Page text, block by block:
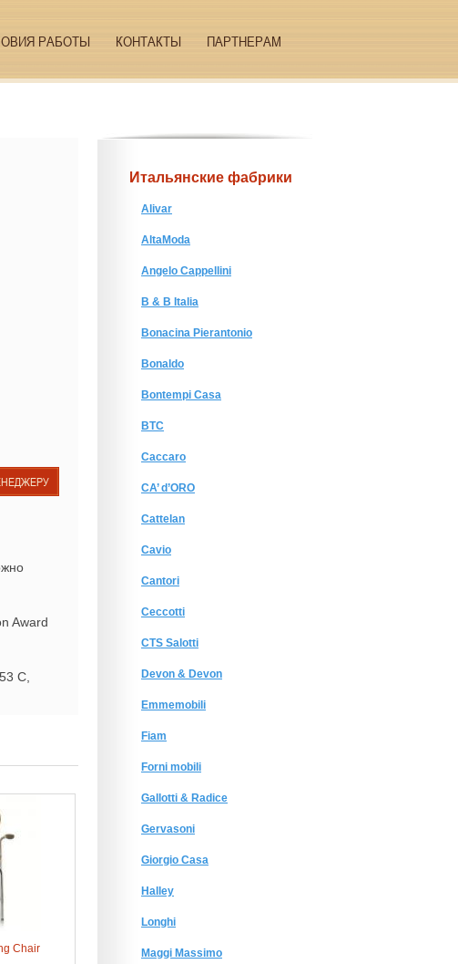
РАБОТЫ КОНТАКТЫ ПАРТНЕРАМ
Award
C,
Chair
Итальянские фабрики
Alivar
AltaModa
Angelo Cappellini
B & B Italia
Bonacina Pierantonio
Bonaldo
Bontempi Casa
BTC
Caccaro
CA’ d’ORO
Cattelan
Cavio
Cantori
Ceccotti
CTS Salotti
Devon & Devon
Emmemobili
Fiam
Forni mobili
Gallotti & Radice
Gervasoni
Giorgio Сasa
Halley
Longhi
Maggi Massimo